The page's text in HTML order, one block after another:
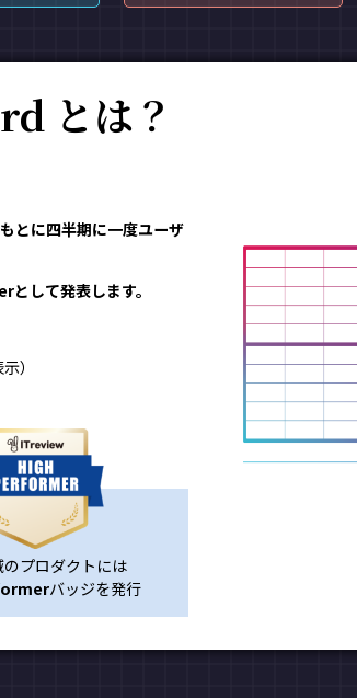
とは？
とに四半期に一度ユーザ
して発表します。
）
プロダクトには
バッジを発行